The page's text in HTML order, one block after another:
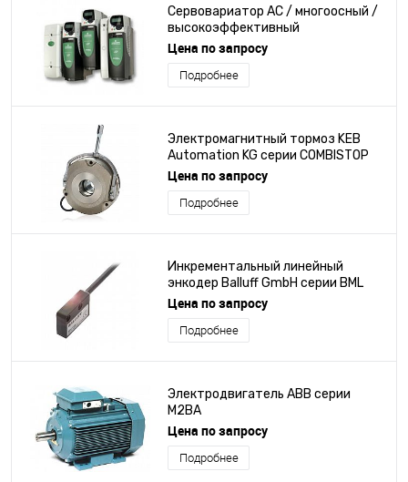
Сервовариатор AC / многоосный /
высокоэффективный
Цена по запросу
Подробнее
Электромагнитный тормоз KEB
Automation KG серии COMBISTOP
Цена по запросу
Подробнее
Инкрементальный линейный
энкодер Balluff GmbH серии BML
Цена по запросу
Подробнее
Электродвигатель ABB серии
M2BA
Цена по запросу
Подробнее